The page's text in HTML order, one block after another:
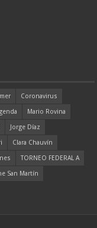
Coronavirus
Mario Rovina
Jorge Díaz
Clara Chauvín
TORNEO FEDERAL A
San Martín